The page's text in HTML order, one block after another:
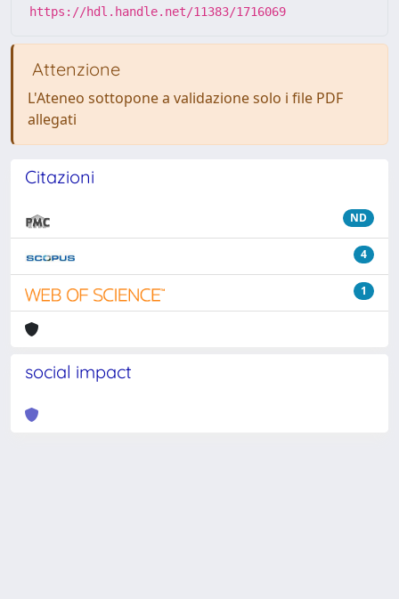
https://hdl.handle.net/11383/1716069
Attenzione
L'Ateneo sottopone a validazione solo i file PDF
allegati
Citazioni
ND
4
1
social impact